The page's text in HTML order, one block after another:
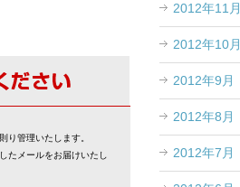
り管理いたします。
たメールをお届けいたし
2012年11月
2012年10月
2012年9月
2012年8月
2012年7月